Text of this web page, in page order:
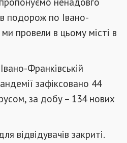
подорож по Івано-
провели в цьому місті в
Франківській
зафіксовано 44
за добу – 134 нових
відвідувачів закриті.